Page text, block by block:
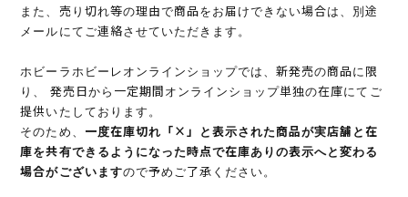
また、売り切れ等の理由で商品をお届けできない場合は、別途
メールにてご連絡させていただきます。
ホビーラホビーレオンラインショップでは、新発売の商品に限
り、 発売日から一定期間オンラインショップ単独の在庫にてご
提供いたしております。
そのため、 一度在庫切れ「×」と表示された商品が実店舗と在
庫を共有できるようになった時点で在庫ありの表示へと変わる
場合がございますので予めご了承ください。